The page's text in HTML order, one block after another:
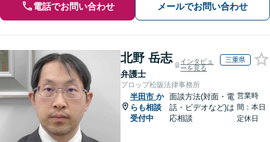
電話でお問い合わせ メールでお問い合わせ
北野 岳志
弁護士
インタビュ
ーを見る
三重県
プロップ松阪法律事務所
半田市 か
らも相談
受付中
面談方法(対面・電
話・ビデオなど)は
応相談
営業時
間：本日
定休日